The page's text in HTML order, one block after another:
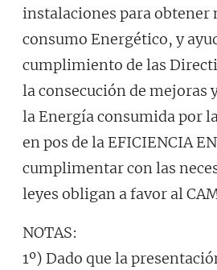
instalaciones para obtener
consumo Energético, y
cumplimiento de las
la consecución de mejoras
la Energía consumida por
en pos de la EFICIENCIA
cumplimentar con las
leyes obligan a favor al
NOTAS:
1º) Dado que la